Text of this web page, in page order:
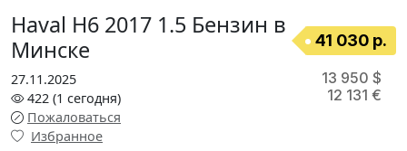
Haval H6 2017 1.5 Бензин в
Минске
41 030 р.
27.11.2025
422 (1 сегодня)
Пожаловаться
Избранное
13 950 $
12 131 €